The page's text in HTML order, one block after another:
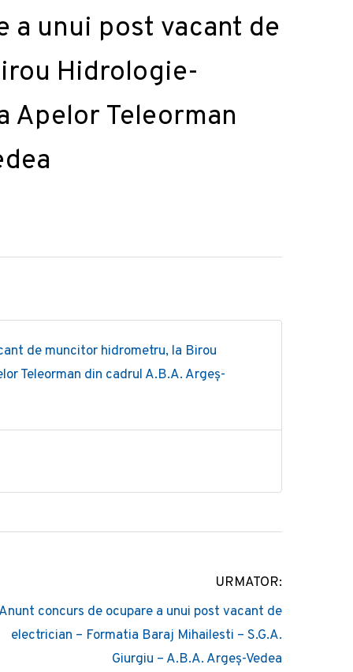
a unui post vacant de
Hidrologie-
Apelor Teleorman
de muncitor hidrometru, la Birou
Teleorman din cadrul A.B.A. Argeș-
URMATOR:
Anunt concurs de ocupare a unui post vacant de
electrician – Formatia Baraj Mihailesti – S.G.A.
Giurgiu – A.B.A. Argeș-Vedea